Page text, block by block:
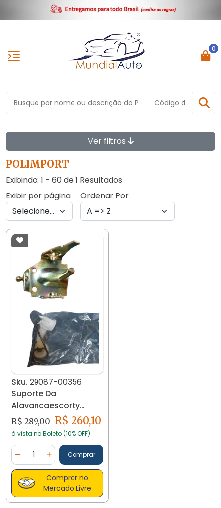
0
Ver filtros
POLIMPORT
Exibindo: 1 - 60 de 1 Resultados
Exibir por página
Ordenar Por
Sku. 29087-00356
Suporte Da
Alavancaescorty
Hobby Escort L Gl
Pointer Logus
R$ 289,00 R$ 260,10
à vista no Boleto (10% OFF)
Diminuir Quantidade
Quantidade
Adicionar Quantidade
Comprar
Comprar no
Mercado Livre